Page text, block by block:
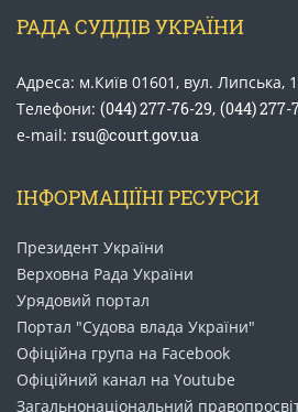
РАДА СУДДІВ УКРАЇНИ
Адреса: м.Київ 01601, вул. Липська,
Телефони: (044) 277-76-29, (044) 277-
e-mail: rsu@court.gov.ua
ІНФОРМАЦІЇНІ РЕСУРСИ
Президент України
Верховна Рада України
Урядовий портал
Портал "Судова влада України"
Офіційна група на Facebook
Офіційний канал на Youtube
Загальнонаціональний